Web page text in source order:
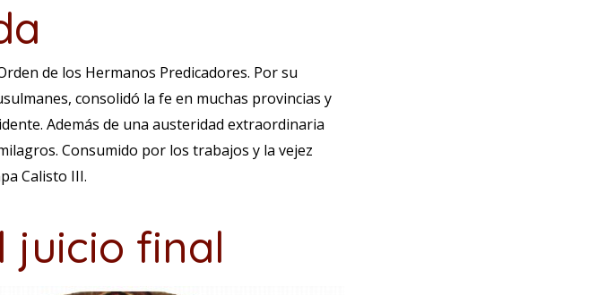
de los Hermanos Predicadores. Por su
consolidó la fe en muchas provincias y
Además de una austeridad extraordinaria
Consumido por los trabajos y la vejez
Calisto III.
juicio final